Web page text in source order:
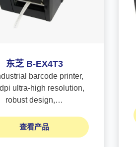
东芝 B-EX4T3
barcode printer,
ultra-high resolution,
robust design,…
查看产品